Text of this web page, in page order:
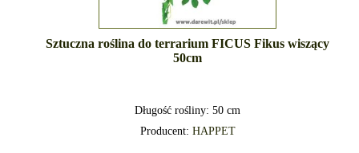
Sztuczna roślina do terrarium FICUS Fikus wiszący
50cm
Długość rośliny: 50 cm
Producent: HAPPET